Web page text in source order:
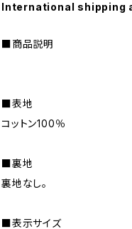
International shipping
■商品説明
■表地
コットン100％
■裏地
裏地なし。
■表示サイズ